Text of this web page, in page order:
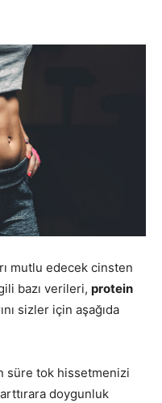
mutlu edecek cinsten
bazı verileri, protein
sizler için aşağıda
süre tok hissetmenizi
doygunluk